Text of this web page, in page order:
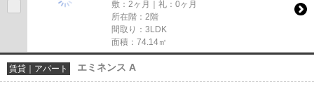
敷：2ヶ月｜礼：0ヶ月
所在階：2階
間取り：3LDK
面積：74.14㎡
賃貸｜アパート エミネンス A